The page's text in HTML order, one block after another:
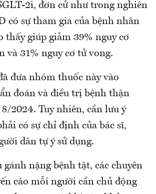
2i, đơn cử như trong nghiên
có sự tham gia của bệnh nhân
thấy giúp giảm 39% nguy cơ
và 31% nguy cơ tử vong.
đưa nhóm thuốc này vào
đoán và điều trị bệnh thận
2024. Tuy nhiên, cần lưu ý
có sự chỉ định của bác sĩ,
dân tự ý sử dụng.
nặng bệnh tật, các chuyên
cáo mỗi người cần chủ động